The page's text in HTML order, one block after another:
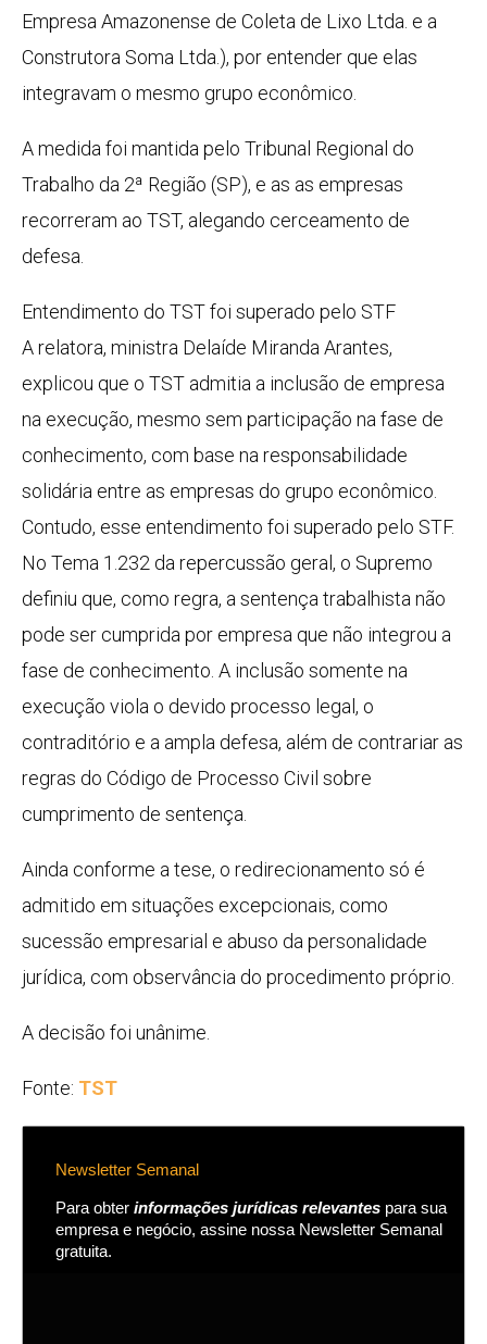
Empresa Amazonense de Coleta de Lixo Ltda. e a
Construtora Soma Ltda.), por entender que elas
integravam o mesmo grupo econômico.
A medida foi mantida pelo Tribunal Regional do
Trabalho da 2ª Região (SP), e as as empresas
recorreram ao TST, alegando cerceamento de
defesa.
Entendimento do TST foi superado pelo STF
A relatora, ministra Delaíde Miranda Arantes,
explicou que o TST admitia a inclusão de empresa
na execução, mesmo sem participação na fase de
conhecimento, com base na responsabilidade
solidária entre as empresas do grupo econômico.
Contudo, esse entendimento foi superado pelo STF.
No Tema 1.232 da repercussão geral, o Supremo
definiu que, como regra, a sentença trabalhista não
pode ser cumprida por empresa que não integrou a
fase de conhecimento. A inclusão somente na
execução viola o devido processo legal, o
contraditório e a ampla defesa, além de contrariar as
regras do Código de Processo Civil sobre
cumprimento de sentença.
Ainda conforme a tese, o redirecionamento só é
admitido em situações excepcionais, como
sucessão empresarial e abuso da personalidade
jurídica, com observância do procedimento próprio.
A decisão foi unânime.
Fonte: TST
Newsletter Semanal
Para obter informações jurídicas relevantes para sua
empresa e negócio, assine nossa Newsletter Semanal
gratuita.